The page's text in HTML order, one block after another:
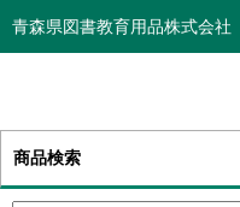
青森県図書教育用品株式会社
商品検索